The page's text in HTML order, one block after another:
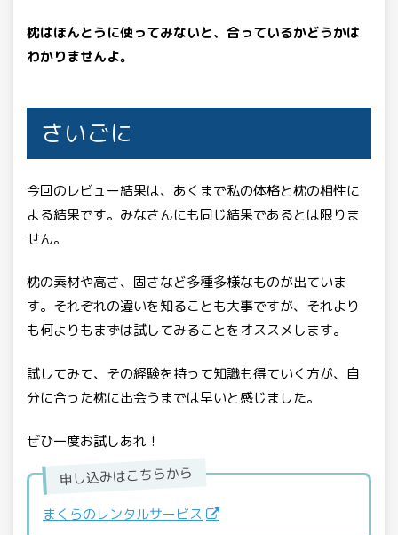
枕はほんとうに使ってみないと、合っているかどうかは
わかりませんよ。
さいごに
今回のレビュー結果は、あくまで私の体格と枕の相性に
よる結果です。みなさんにも同じ結果であるとは限りま
せん。
枕の素材や高さ、固さなど多種多様なものが出ていま
す。それぞれの違いを知ることも大事ですが、それより
も何よりもまずは試してみることをオススメします。
試してみて、その経験を持って知識も得ていく方が、自
分に合った枕に出会うまでは早いと感じました。
ぜひ一度お試しあれ！
申し込みはこちらから
まくらのレンタルサービス